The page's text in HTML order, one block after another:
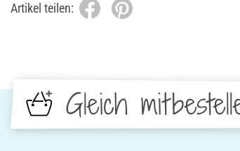
Artikel teilen:
Gleich